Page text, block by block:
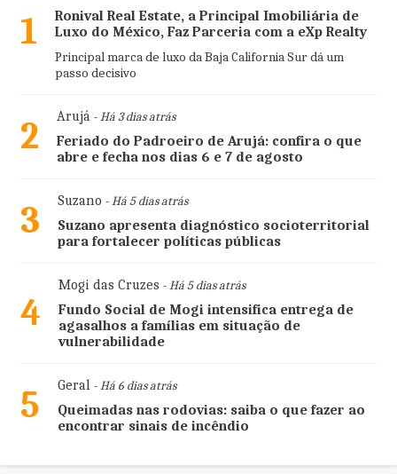
1
Ronival Real Estate, a Principal Imobiliária de
Luxo do México, Faz Parceria com a eXp Realty
Principal marca de luxo da Baja California Sur dá um
passo decisivo
2 Arujá- Há 3 dias atrás
Feriado do Padroeiro de Arujá: confira o que
abre e fecha nos dias 6 e 7 de agosto
3 Suzano - Há 5 dias atrás
Suzano apresenta diagnóstico socioterritorial
para fortalecer políticas públicas
4
Mogi das Cruzes - Há 5 dias atrás
Fundo Social de Mogi intensifica entrega de
agasalhos a famílias em situação de
vulnerabilidade
5 Geral- Há 6 dias atrás
Queimadas nas rodovias: saiba o que fazer ao
encontrar sinais de incêndio